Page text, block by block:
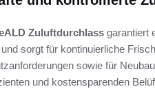
Zuluftdurchlass garantiert
sorgt für kontinuierliche
sowie für
und kostensparenden